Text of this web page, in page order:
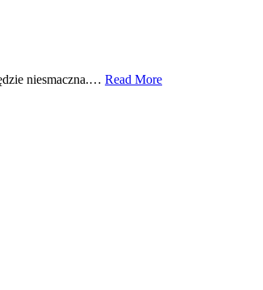
niesmaczna.… Read More